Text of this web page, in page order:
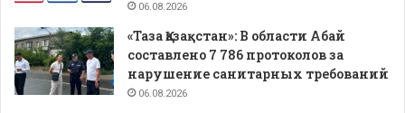
06.08.2026
«Таза Қазақстан»: В области Абай
составлено 7 786 протоколов за
нарушение санитарных требований
06.08.2026